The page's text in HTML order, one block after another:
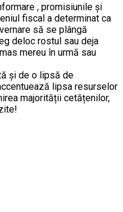
, promisiunile și
fiscal a determinat ca
să se plângă
deloc rostul sau deja
mereu în urmă sau
și de o lipsă de
lipsa resurselor
majorității cetățenilor,